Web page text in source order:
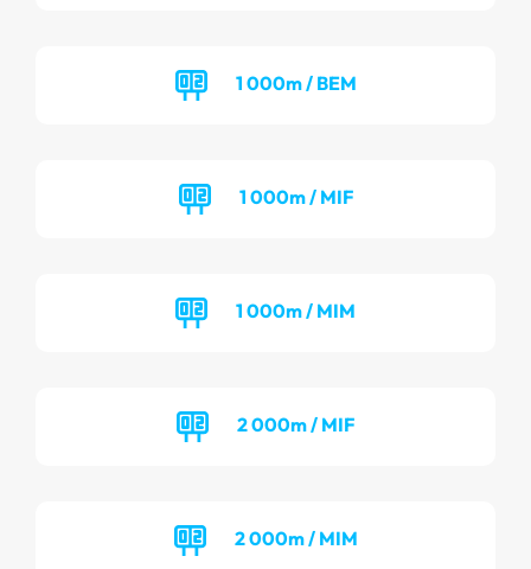
1 000m / BEM
1 000m / MIF
1 000m / MIM
2 000m / MIF
2 000m / MIM